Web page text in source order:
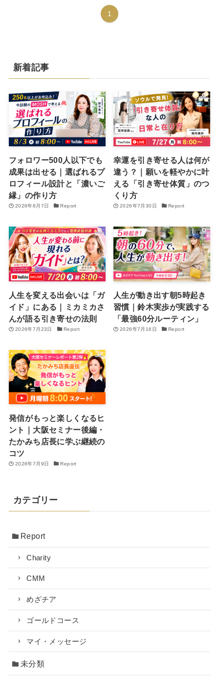
1
新着記事
フォロワー500人以下でも
成果は出せる｜選ばれるプ
ロフィール設計と「濃いご
縁」の作り方
2026年8月7日 Report
幸運を引き寄せる人は何が
違う？｜願いを軽やかに叶
える「引き寄せ体質」のつ
くり方
2026年7月30日 Report
人生を変える出会いは「ガ
イド」にある｜ミカミカさ
んが語る引き寄せの法則
2026年7月23日 Report
人生が動き出す朝5時起き
習慣｜鈴木実歩が実践する
「最強60分ルーティン」
2026年7月16日 Report
発信がもっと楽しくなるヒ
ント｜大阪セミナー後編・
たかみち店長に学ぶ継続の
コツ
2026年7月9日 Report
カテゴリー
Report
Charity
CMM
めざチア
ゴールドコース
マイ・メッセージ
未分類